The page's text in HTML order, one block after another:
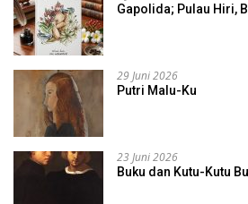
Gapolida; Pulau Hiri,
29 Juni 2026
Putri Malu-Ku
23 Juni 2026
Buku dan Kutu-Kutu